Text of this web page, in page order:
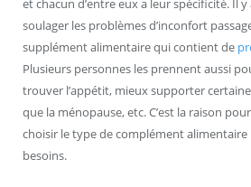
et chacun d’entre eux a leur spécificité. Il
soulager les problèmes d’inconfort
supplément alimentaire qui contient de
Plusieurs personnes les prennent aussi
trouver l’appétit, mieux supporter
que la ménopause, etc. C’est la raison
choisir le type de complément alimentaire
besoins.